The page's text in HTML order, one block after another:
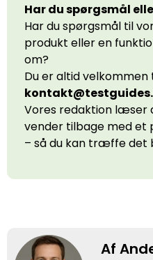
Har du spørgsmål
Har du spørgsmål til
produkt eller en
om?
Du er altid velkommen
Vores redaktion læser
vender tilbage med et
– så du kan træffe det
Af